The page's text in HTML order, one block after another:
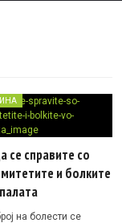
се справите со
и болките
на болести се